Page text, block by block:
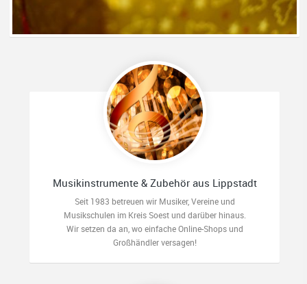
Musikinstrumente & Zubehör aus Lippstadt
Seit 1983 betreuen wir Musiker, Vereine und
Musikschulen im Kreis Soest und darüber hinaus.
Wir setzen da an, wo einfache Online-Shops und
Großhändler versagen!